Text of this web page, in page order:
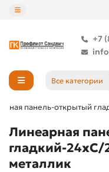
+7
Все категории
панель-открытый
Линеарная
гладкий-24хС/
металлик